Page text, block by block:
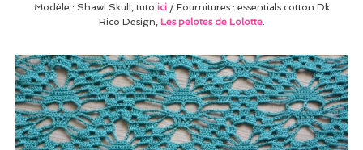
Modèle : Shawl Skull, tuto ici/ Fournitures : essentials cotton Dk
Rico Design, Les pelotes de Lolotte.